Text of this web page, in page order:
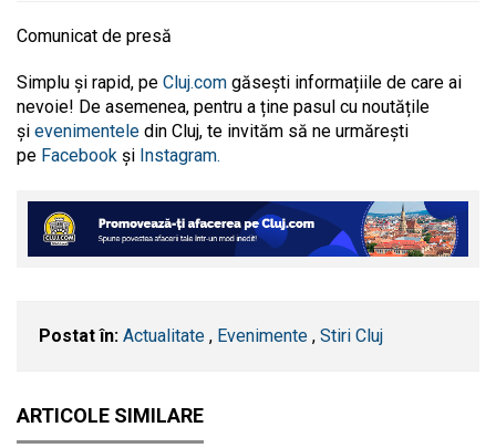
Comunicat de presă
Simplu și rapid, pe Cluj.com găsești informațiile de care ai
nevoie! De asemenea, pentru a ține pasul cu noutățile
și evenimentele din Cluj, te invităm să ne urmărești
pe Facebook și Instagram.
Postat în: Actualitate , Evenimente , Stiri Cluj
ARTICOLE SIMILARE